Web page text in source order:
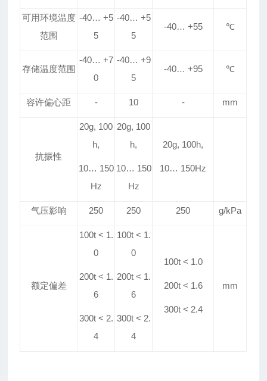
可用环境温度
范围
-40… +5
5
-40… +5
5
-40… +55 ℃
存储温度范围
-40… +7
0
-40… +9
5
-40… +95 ℃
容许偏心距 - 10 - mm
抗振性
20g, 100
h,
10… 150
Hz
20g, 100
h,
10… 150
Hz
20g, 100h,
10… 150Hz
气压影响 250 250 250 g/kPa
额定偏差
100t < 1.
0
200t < 1.
6
300t < 2.
4
100t < 1.
0
200t < 1.
6
300t < 2.
4
100t < 1.0
200t < 1.6
300t < 2.4
mm